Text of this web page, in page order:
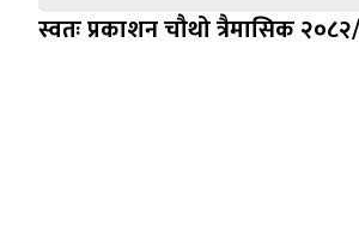
स्वतः प्रकाशन चौथो त्रैमासिक